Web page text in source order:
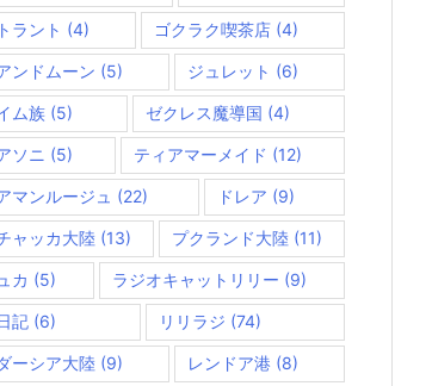
ラント (4) ゴクラク喫茶店 (4)
ンドムーン (5) ジュレット (6)
ム族 (5) ゼクレス魔導国 (4)
ソニ (5) ティアマーメイド (12)
マンルージュ (22) ドレア (9)
ャッカ大陸 (13) プクランド大陸 (11)
カ (5) ラジオキャットリリー (9)
記 (6) リリラジ (74)
ーシア大陸 (9) レンドア港 (8)